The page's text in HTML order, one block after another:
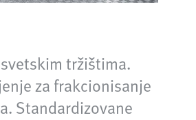
tržištima.
za frakcionisanje
Standardizovane